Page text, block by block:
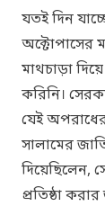
যতই দিন
অক্টোপাসের
মাথচাড়া
করিনি।
যেই
সালামের
দিয়েছিলেন,
প্রতিষ্ঠা